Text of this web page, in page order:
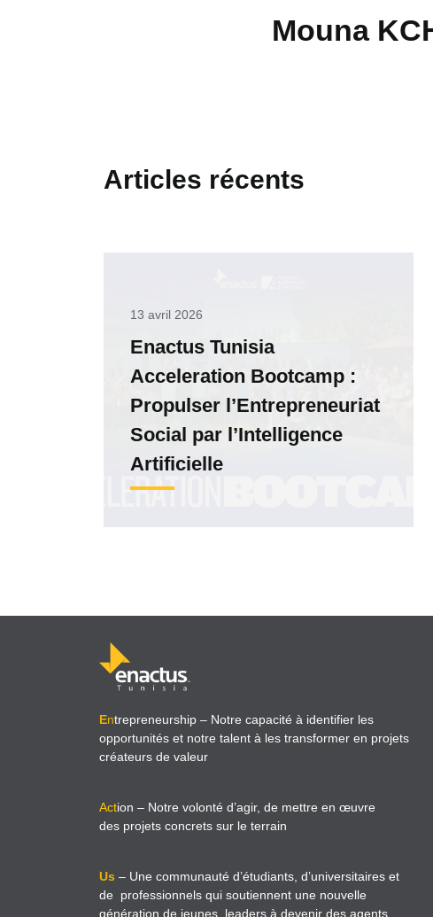
Mouna
Articles récents
13 avril 2026
Enactus Tunisia
Acceleration Bootcamp :
Propulser l’Entrepreneuriat
Social par l’Intelligence
Artificielle
Entrepreneurship – Notre capacité à identifier les
opportunités et notre talent à les transformer en projets
créateurs de valeur
Action – Notre volonté d’agir, de mettre en œuvre
des projets concrets sur le terrain
Us – Une communauté d’étudiants, d’universitaires et
de professionnels qui soutiennent une nouvelle
génération de jeunes leaders à devenir des agents